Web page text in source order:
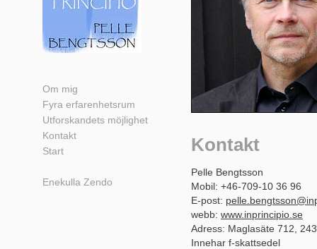
Om mig
Fyra erfarenhetsrum
Utforskandets möjlighet
Kontakt
Start
Enekulla Zendo
Kontakt
Pelle Bengtsson
Mobil: +46-709-10 36 96
E-post:
webb: www.inprincipio.se
Adress: Maglasäte 712,
Innehar f-skattsedel